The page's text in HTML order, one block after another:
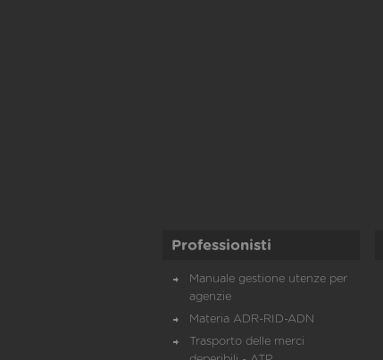
Professionisti
Manuale gestione utenze per
agenzie
Materia ADR-RID-ADN
Trasporto delle merci